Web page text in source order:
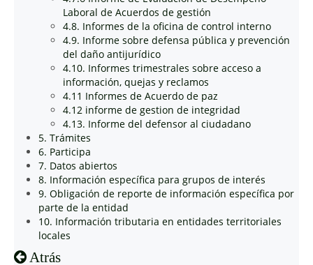
Laboral de Acuerdos de gestión
4.8. Informes de la oficina de control interno
4.9. Informe sobre defensa pública y prevención
del daño antijurídico
4.10. Informes trimestrales sobre acceso a
información, quejas y reclamos
4.11 Informes de Acuerdo de paz
4.12 informe de gestion de integridad
4.13. Informe del defensor al ciudadano
5. Trámites
6. Participa
7. Datos abiertos
8. Información específica para grupos de interés
9. Obligación de reporte de información específica por
parte de la entidad
10. Información tributaria en entidades territoriales
locales
Atrás